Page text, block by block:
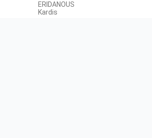
ERIDANOUS
Kardis